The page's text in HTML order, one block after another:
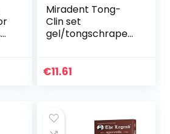
Miradent Tong-
Clin set
gel/tongschraper,
€11.61